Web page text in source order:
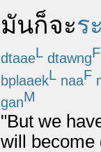
มันก็จะร
dtaaeL dtawngF
bplaaekL naaF
ganM
"But we
will become